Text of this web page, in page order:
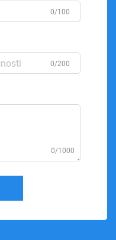
0/100
0/200
0/1000